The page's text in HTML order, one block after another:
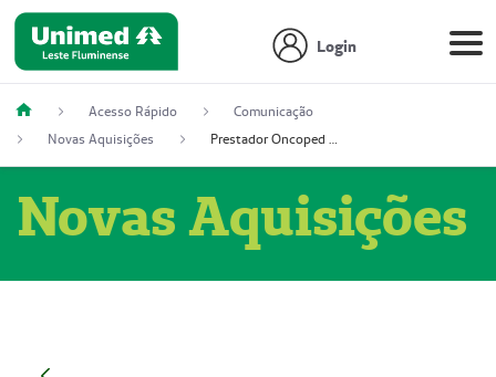
Login
Acesso Rápido
Comunicação
Novas Aquisições
Prestador Oncoped Serviços Médicos (51004335-0)
Novas Aquisições